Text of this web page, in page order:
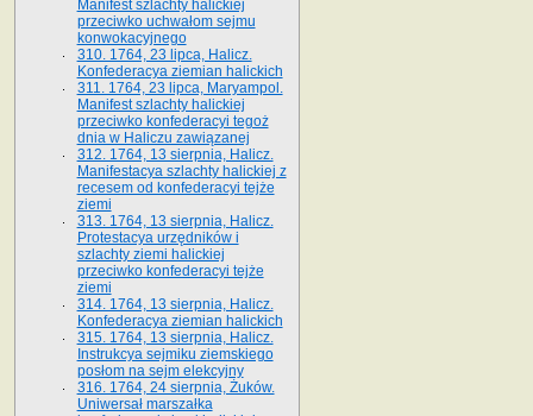
Manifest szlachty halickiej
przeciwko uchwałom sejmu
konwokacyjnego
310. 1764, 23 lipca, Halicz.
Konfederacya ziemian halickich
311. 1764, 23 lipca, Maryampol.
Manifest szlachty halickiej
przeciwko konfederacyi tegoż
dnia w Haliczu zawiązanej
312. 1764, 13 sierpnia, Halicz.
Manifestacya szlachty halickiej z
recesem od konfederacyi tejże
ziemi
313. 1764, 13 sierpnia, Halicz.
Protestacya urzędników i
szlachty ziemi halickiej
przeciwko konfederacyi tejże
ziemi
314. 1764, 13 sierpnia, Halicz.
Konfederacya ziemian halickich
315. 1764, 13 sierpnia, Halicz.
Instrukcya sejmiku ziemskiego
posłom na sejm elekcyjny
316. 1764, 24 sierpnia, Żuków.
Uniwersał marszałka